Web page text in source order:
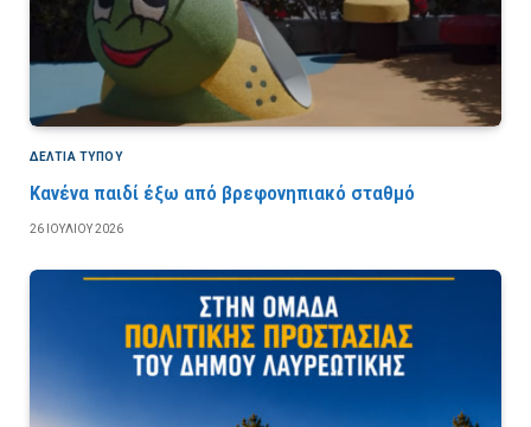
ΔΕΛΤΙΑ ΤΥΠΟΥ
Κανένα παιδί έξω από βρεφονηπιακό σταθμό
26 ΙΟΥΛΊΟΥ 2026